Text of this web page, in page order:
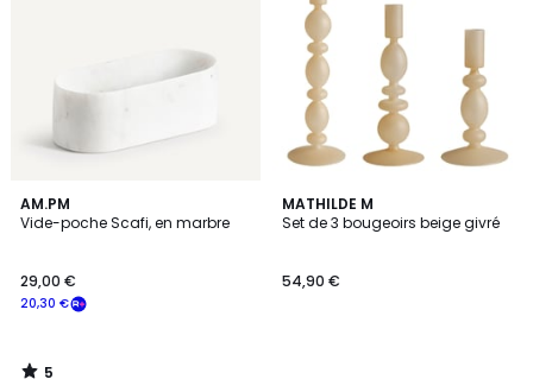
AM.PM
Vide-poche Scafi, en marbre
20,30 €
29,00 €
5
/
5
/
MATHILDE M
Set de 3 bougeoirs beige givré
54,90 €